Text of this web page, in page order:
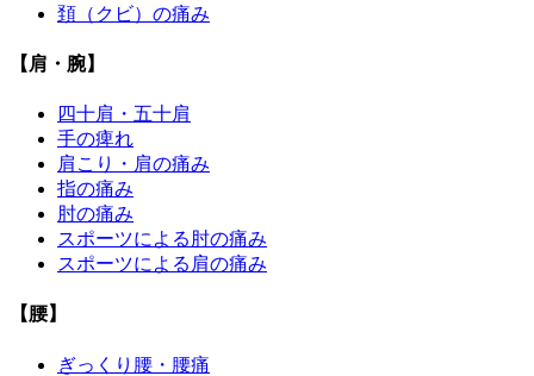
頚（クビ）の痛み
【肩・腕】
四十肩・五十肩
手の痺れ
肩こり・肩の痛み
指の痛み
肘の痛み
スポーツによる肘の痛み
スポーツによる肩の痛み
【腰】
ぎっくり腰・腰痛